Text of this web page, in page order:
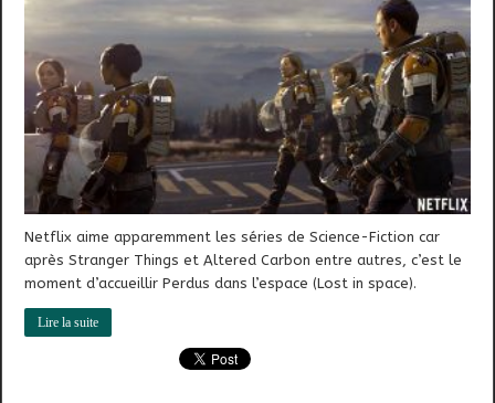
Netflix aime apparemment les séries de Science-Fiction car
après Stranger Things et Altered Carbon entre autres, c’est le
moment d’accueillir Perdus dans l’espace (Lost in space).
Lire la suite